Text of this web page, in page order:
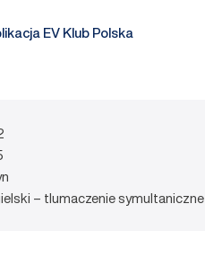
EV Klub Polska
– tlumaczenie symultaniczne